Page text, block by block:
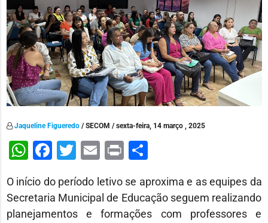
Jaqueline Figueredo/ SECOM / sexta-feira, 14 março , 2025
WhatsApp
Facebook
Twitter
EmailPrint
O início do período letivo se aproxima e as equipes da
Secretaria Municipal de Educação seguem realizando
planejamentos e formações com professores e